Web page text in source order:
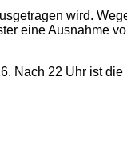
wird.
eine Ausnahme
Nach 22 Uhr ist
2